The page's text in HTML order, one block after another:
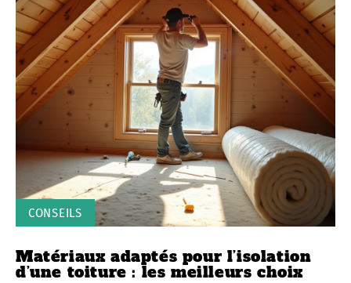
CONSEILS
Matériaux adaptés pour l’isolation
d’une toiture : les meilleurs choix